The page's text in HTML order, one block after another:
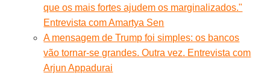
que os mais fortes ajudem os marginalizados."
Entrevista com Amartya Sen
A mensagem de Trump foi simples: os bancos
vão tornar-se grandes. Outra vez. Entrevista com
Arjun Appadurai